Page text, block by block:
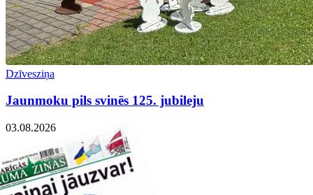
Dzīvesziņa
Jaunmoku pils svinēs 125. jubileju
03.08.2026